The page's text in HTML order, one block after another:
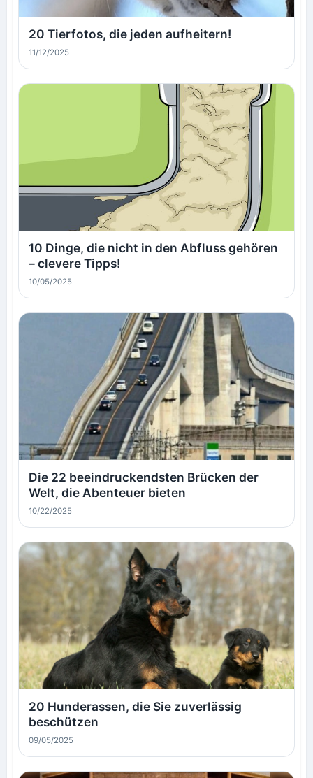
20 Tierfotos, die jeden aufheitern!
11/12/2025
10 Dinge, die nicht in den Abfluss gehören
– clevere Tipps!
10/05/2025
Die 22 beeindruckendsten Brücken der
Welt, die Abenteuer bieten
10/22/2025
20 Hunderassen, die Sie zuverlässig
beschützen
09/05/2025